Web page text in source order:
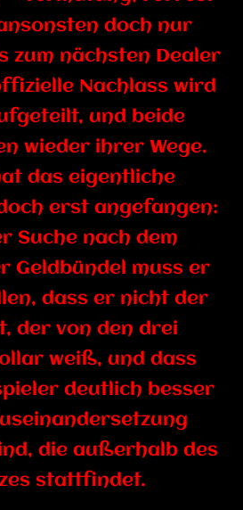
doch nur
zum nächsten Dealer
Nachlass wird
und beide
wieder ihrer Wege.
das eigentliche
erst angefangen:
Suche nach dem
Geldbündel muss er
dass er nicht der
der von den drei
weiß, und dass
deutlich besser
die außerhalb des
stattfindet.